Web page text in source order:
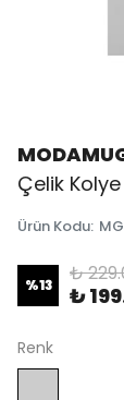
Çelik
Ürün Kodu:
%13 ₺
₺
Renk